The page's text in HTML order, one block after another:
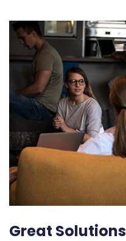
Great Solutions